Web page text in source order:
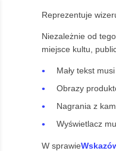
Reprezentuje
Niezależnie od
miejsce kultu,
Mały tekst
Obrazy
Nagrania z
Wyświetlacz
W sprawie